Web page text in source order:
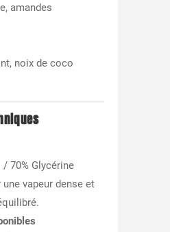
amandes
noix de coco
/ 70% Glycérine
vapeur dense et